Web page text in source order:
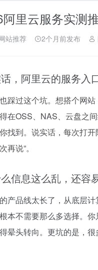
里云服务实测
站推荐 2个月前发布
，阿里云的服务入
踩过这个坑。想搭个网
在OSS、NAS、云盘之
找到。说实话，每次打
再说”。
信息这么乱，还容
产品线太长了，从底层
本不需要那么多选择。
晕头转向。更坑的是，